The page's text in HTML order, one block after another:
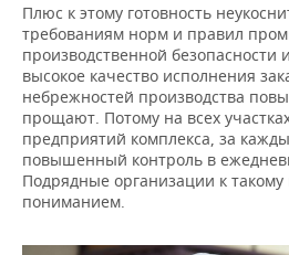
Плюс к этому готовность
требованиям норм и правил
производственной безопасности
высокое качество исполнения
небрежностей производства
прощают. Потому на всех
предприятий комплекса, за
повышенный контроль в
Подрядные организации к такому
пониманием.